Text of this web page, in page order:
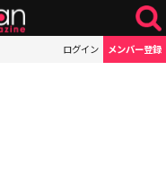
ログイン メンバー登録